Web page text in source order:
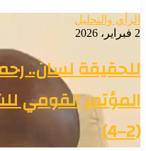
الرأي والتحليل
2 فبراير، 2026
للحقيقة لسان..
المؤتمر القومي
(2–4)